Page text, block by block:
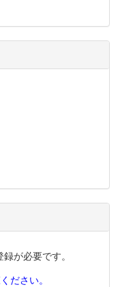
が必要です。
ださい。